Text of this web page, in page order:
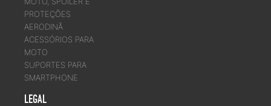
PROTEÇÕES
AERODINÂ
ACESSÓRIOS PARA
MOTO
SUPORTES PARA
SMARTPHONE
LEGAL